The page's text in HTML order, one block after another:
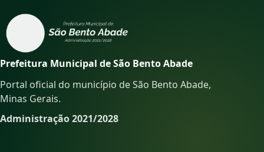
Prefeitura Municipal de São Bento Abade
Portal oficial do município de São Bento Abade,
Minas Gerais.
Administração 2021/2028